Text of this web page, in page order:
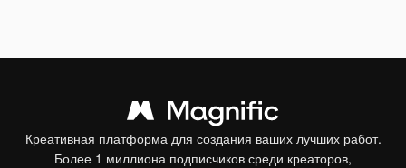
Креативная платформа для создания ваших лучших работ.
Более 1 миллиона подписчиков среди креаторов,